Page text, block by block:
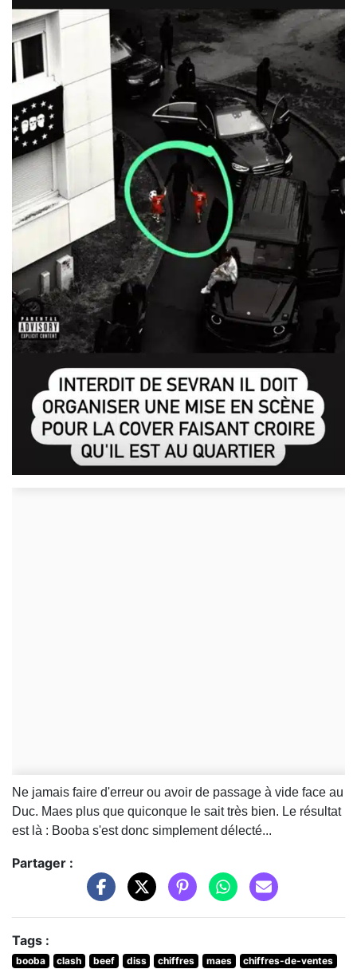
Ne jamais faire d'erreur ou avoir de passage à vide face au
Duc. Maes plus que quiconque le sait très bien. Le résultat
est là : Booba s'est donc simplement délecté...
Partager :
Tags :
booba clash beef diss chiffres maes chiffres-de-ventes